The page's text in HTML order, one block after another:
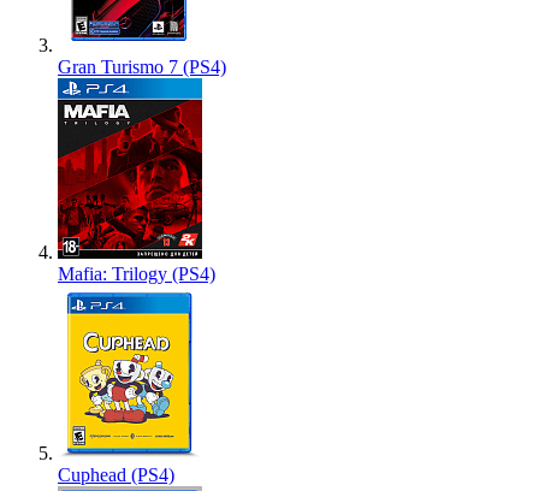
Gran Turismo 7 (PS4)
Mafia: Trilogy (PS4)
Cuphead (PS4)